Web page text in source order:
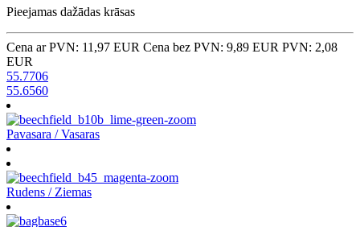
Pieejamas dažādas krāsas
Cena ar PVN: 11,97 EUR Cena bez PVN: 9,89 EUR PVN: 2,08
EUR
55.7706
55.6560
Pavasara / Vasaras
Rudens / Ziemas